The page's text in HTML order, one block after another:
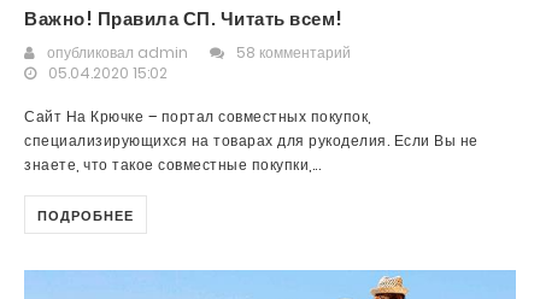
Важно! Правила СП. Читать всем!
опубликовал admin
58 комментарий
05.04.2020 15:02
Сайт На Крючке – портал совместных покупок,
специализирующихся на товарах для рукоделия. Если Вы не
знаете, что такое совместные покупки,...
ПОДРОБНЕЕ